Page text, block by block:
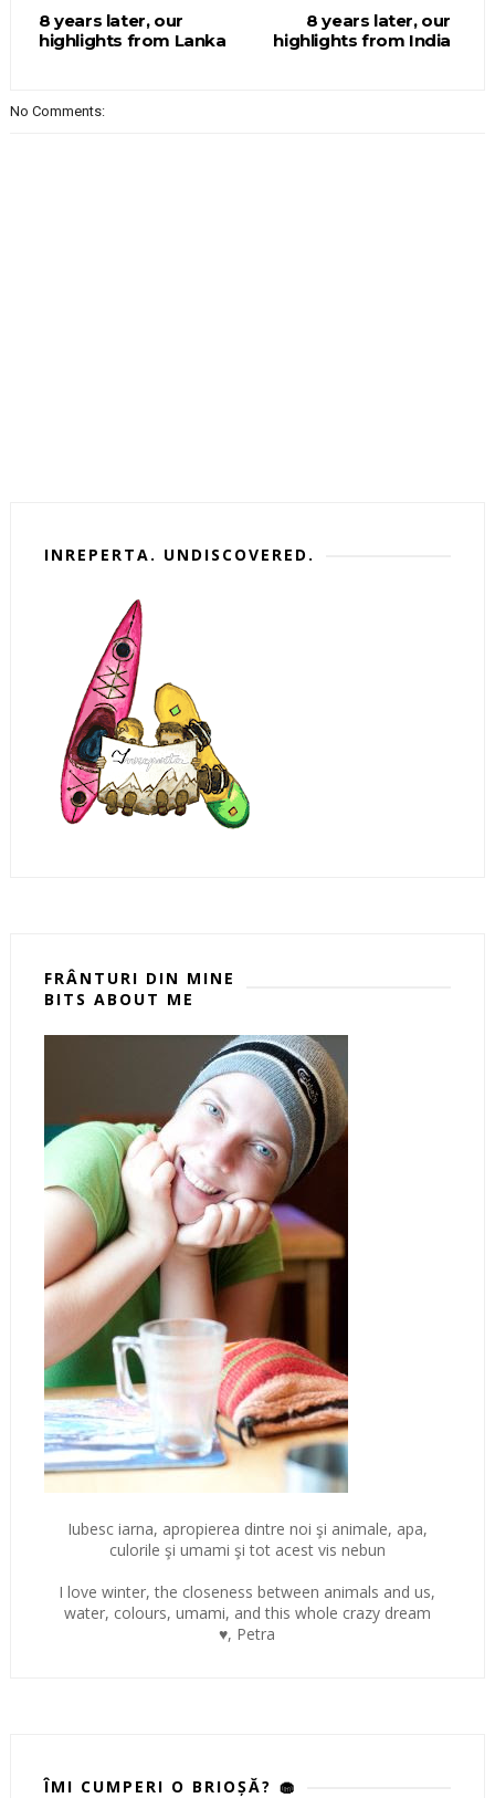
8 years later, our
highlights from India
8 years later, our
highlights from Lanka
No Comments:
INREPERTA. UNDISCOVERED.
FRÂNTURI DIN MINE
BITS ABOUT ME
Iubesc iarna, apropierea dintre noi şi animale, apa,
culorile şi umami şi tot acest vis nebun
I love winter, the closeness between animals and us,
water, colours, umami, and this whole crazy dream
♥, Petra
ÎMI CUMPERI O BRIOȘĂ? 🧁